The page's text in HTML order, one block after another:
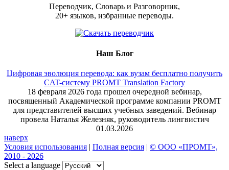
Переводчик, Словарь и Разговорник,
20+ языков, избранные переводы.
Наш Блог
Цифровая эволюция перевода: как вузам бесплатно получить
CAT-систему PROMT Translation Factory
18 февраля 2026 года прошел очередной вебинар,
посвященный Академической программе компании PROMT
для представителей высших учебных заведений. Вебинар
провела Наталья Железняк, руководитель лингвистич
01.03.2026
наверх
Условия использования | Полная версия | © ООО «ПРОМТ»,
2010 - 2026
Select a language